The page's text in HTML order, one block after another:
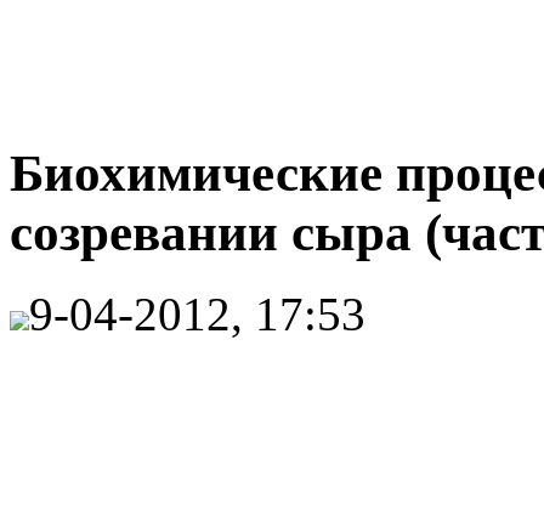
Биохимические
созревании сыра
9-04-2012, 17:53